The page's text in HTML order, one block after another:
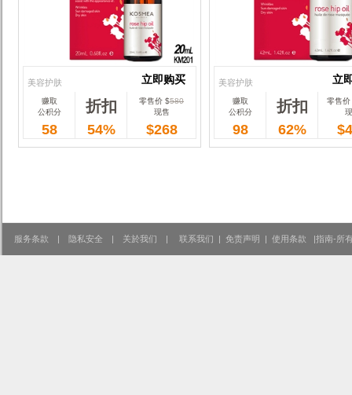
美容护肤
立即购买
立即购买
赚取
公积分
折扣 零售价 $580
现售
58 54% $268
美容护肤
立
立
赚取
公积分
折扣
零售价
98 62%
服务条款 | 隐私安全 | 关於我们 | 联系我们 | 免责声明 | 使用条款 |指南-所